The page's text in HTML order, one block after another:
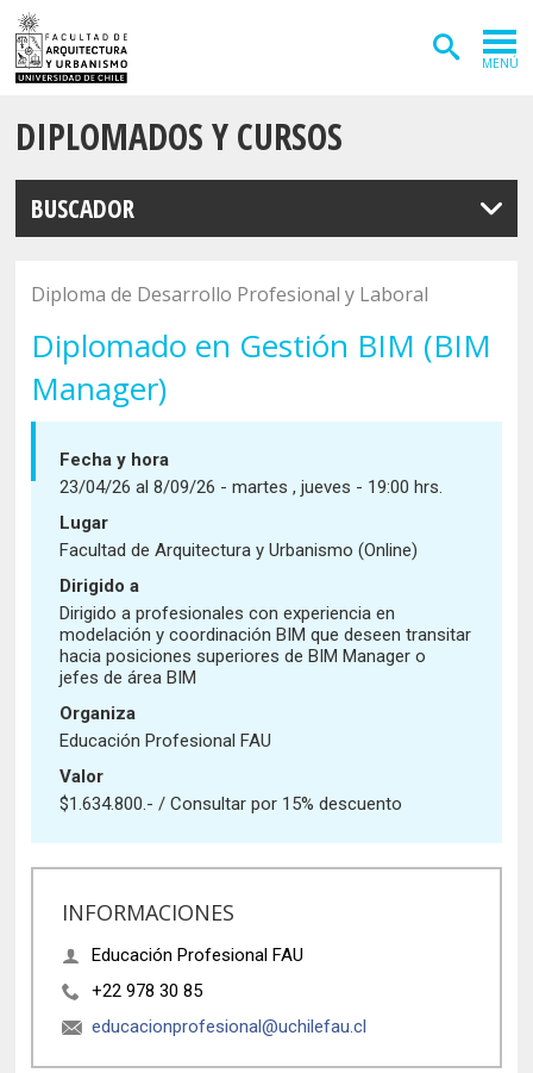
MENÚ
ADMISIÓN
CARRERAS
INVESTIGACIÓN
EXTENSIÓN
Diseño
Vivienda
FACULTAD
Estudiantes
Académicos
Funcionarios
DIPLOMADOS Y CURSOS
BUSCADOR
Diploma de Desarrollo Profesional y Laboral
Diplomado en Gestión BIM (BIM
Manager)
INFORMACIONES
Educación Profesional FAU
+22 978 30 85
educacionprofesional@uchilefau.cl
Fecha y hora
23/04/26 al 8/09/26 - martes , jueves - 19:00 hrs.
Lugar
Facultad de Arquitectura y Urbanismo (Online)
Dirigido a
Dirigido a profesionales con experiencia en
modelación y coordinación BIM que deseen transitar
hacia posiciones superiores de BIM Manager o
jefes de área BIM
Organiza
Educación Profesional FAU
Valor
$1.634.800.- / Consultar por 15% descuento